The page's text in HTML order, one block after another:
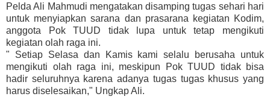
Pelda Ali Mahmudi mengatakan disamping tugas sehari hari
untuk menyiapkan sarana dan prasarana kegiatan Kodim,
anggota Pok TUUD tidak lupa untuk tetap mengikuti
kegiatan olah raga ini.
" Setiap Selasa dan Kamis kami selalu berusaha untuk
mengikuti olah raga ini, meskipun Pok TUUD tidak bisa
hadir seluruhnya karena adanya tugas tugas khusus yang
harus diselesaikan," Ungkap Ali.